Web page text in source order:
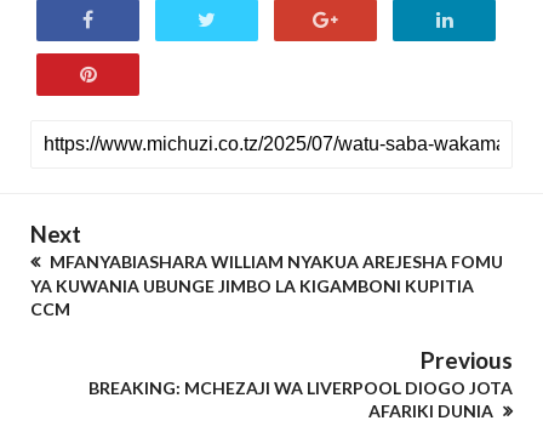
Next
MFANYABIASHARA WILLIAM NYAKUA AREJESHA FOMU
YA KUWANIA UBUNGE JIMBO LA KIGAMBONI KUPITIA
CCM
Previous
BREAKING: MCHEZAJI WA LIVERPOOL DIOGO JOTA
AFARIKI DUNIA